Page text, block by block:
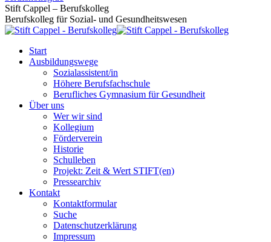
Stift Cappel – Berufskolleg
Berufskolleg für Sozial- und Gesundheitswesen
Start
Ausbildungswege
Sozialassistent/in
Höhere Berufsfachschule
Berufliches Gymnasium für Gesundheit
Über uns
Wer wir sind
Kollegium
Förderverein
Historie
Schulleben
Projekt: Zeit & Wert STIFT(en)
Pressearchiv
Kontakt
Kontaktformular
Suche
Datenschutzerklärung
Impressum